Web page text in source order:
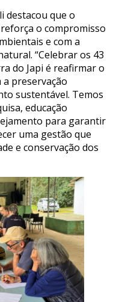
destacou que o
o compromisso
e com a
“Celebrar os 43
do Japi é reafirmar o
a preservação
sustentável. Temos
educação
para garantir
uma gestão que
e conservação dos